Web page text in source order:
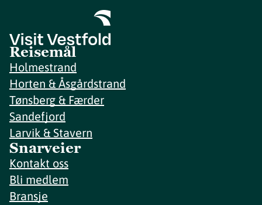
Reisemål
Holmestrand
Horten & Åsgårdstrand
Tønsberg & Færder
Sandefjord
Larvik & Stavern
Snarveier
Kontakt oss
Bli medlem
Bransje